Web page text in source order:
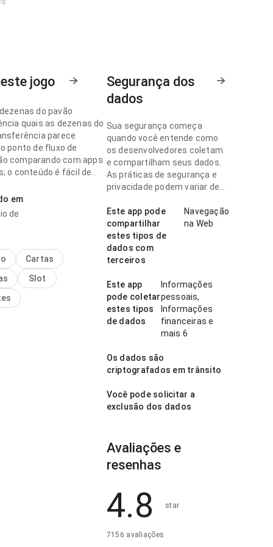
jogo
do pavão
quais as dezenas do
parece
ponto de fluxo de
comparando com apps
o conteúdo é fácil de
limpa e segura.
do pavão
no uso diário
rótulos são fáceis de
Esse cuidado nos
diferença.
em
de
Cartas
Slot
Segurança dos
dados
Sua segurança começa
quando você entende como
os desenvolvedores coletam
e compartilham seus dados.
As práticas de segurança e
privacidade podem variar de
idade.
Este app pode
compartilhar
estes tipos de
dados com
terceiros
Navegação
na Web
Este app
pode coletar
estes tipos
de dados
Informações
pessoais,
Informações
financeiras e
mais 6
Os dados são
criptografados em trânsito
Você pode solicitar a
exclusão dos dados
Avaliações e
resenhas
4.8 star
7156 avaliações